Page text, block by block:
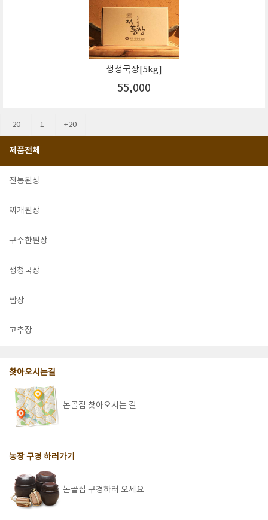
생청국장[5kg]
55,000
-20 1 +20
제품전체
전통된장
찌개된장
구수한된장
생청국장
쌈장
고추장
찾아오시는길
논골집 찾아오시는 길
농장 구경 하러가기
논골집 구경하러 오세요